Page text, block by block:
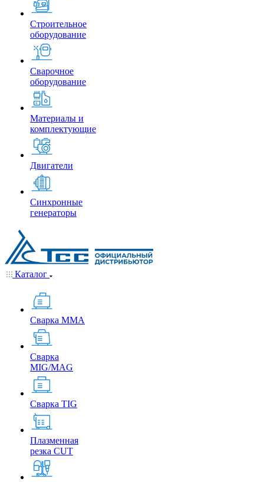
Строительное
оборудование
Сварочное
оборудование
Материалы и
комплектующие
Двигатели
Синхронные
генераторы
Каталог
Сварка MMA
Сварка
MIG/MAG
Сварка TIG
Плазменная
резка CUT